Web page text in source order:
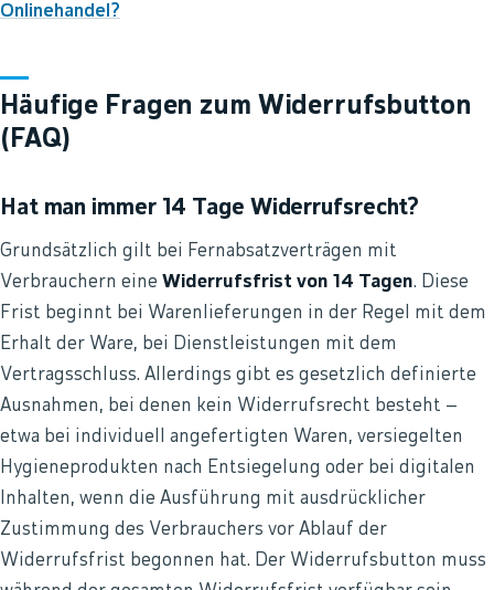
Onlinehandel?
Häufige Fragen zum Widerrufsbutton
(FAQ)
Hat man immer 14 Tage Widerrufsrecht?
Grundsätzlich gilt bei Fernabsatzverträgen mit
Verbrauchern eine Widerrufsfrist von 14 Tagen. Diese
Frist beginnt bei Warenlieferungen in der Regel mit dem
Erhalt der Ware, bei Dienstleistungen mit dem
Vertragsschluss. Allerdings gibt es gesetzlich definierte
Ausnahmen, bei denen kein Widerrufsrecht besteht –
etwa bei individuell angefertigten Waren, versiegelten
Hygieneprodukten nach Entsiegelung oder bei digitalen
Inhalten, wenn die Ausführung mit ausdrücklicher
Zustimmung des Verbrauchers vor Ablauf der
Widerrufsfrist begonnen hat. Der Widerrufsbutton muss